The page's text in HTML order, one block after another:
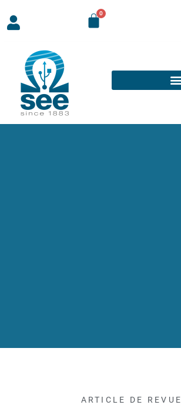
ARTICLE DE REVUE